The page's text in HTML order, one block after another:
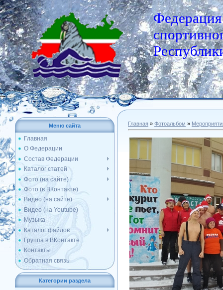
Федерация
Меню сайта
Главная
О Федерации
Состав Федерации
Каталог статей
Фото (на сайте)
Фото (в ВКонтакте)
Видео (на сайте)
Видео (на Youtube)
Музыка
Каталог файлов
Группа в ВКонтакте
Контакты
Обратная связь
Категории раздела
Главная » Фотоальбом »